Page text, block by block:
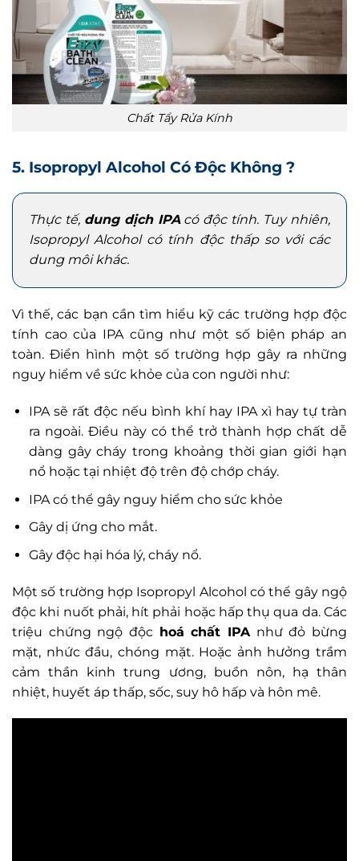
Chất Tẩy Rửa Kính
5. Isopropyl Alcohol Có Độc Không ?
Thực tế, dung dịch IPAcó độc tính. Tuy nhiên,
Isopropyl Alcohol có tính độc thấp so với các
dung môi khác.
Vì thế, các bạn cần tìm hiểu kỹ các trường hợp độc
tính cao của IPA cũng như một số biện pháp an
toàn. Điển hình một số trường hợp gây ra những
nguy hiểm về sức khỏe của con người như:
IPA sẽ rất độc nếu bình khí hay IPA xì hay tự tràn
ra ngoài. Điều này có thể trở thành hợp chất dễ
dàng gây cháy trong khoảng thời gian giới hạn
nổ hoặc tại nhiệt độ trên độ chớp cháy.
IPA có thể gây nguy hiểm cho sức khỏe
Gây dị ứng cho mắt.
Gây độc hại hóa lý, cháy nổ.
Một số trường hợp Isopropyl Alcohol có thể gây ngộ
độc khi nuốt phải, hít phải hoặc hấp thụ qua da. Các
triệu chứng ngộ độc hoá chất IPA như đỏ bừng
mặt, nhức đầu, chóng mặt. Hoặc ảnh hưởng trầm
cảm thần kinh trung ương, buồn nôn, hạ thân
nhiệt, huyết áp thấp, sốc, suy hô hấp và hôn mê.